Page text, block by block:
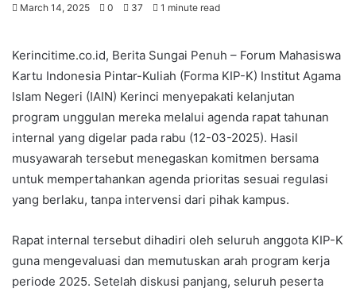
March 14, 2025 0 37 1 minute read
Kerincitime.co.id, Berita Sungai Penuh – Forum Mahasiswa
Kartu Indonesia Pintar-Kuliah (Forma KIP-K) Institut Agama
Islam Negeri (IAIN) Kerinci menyepakati kelanjutan
program unggulan mereka melalui agenda rapat tahunan
internal yang digelar pada rabu (12-03-2025). Hasil
musyawarah tersebut menegaskan komitmen bersama
untuk mempertahankan agenda prioritas sesuai regulasi
yang berlaku, tanpa intervensi dari pihak kampus.
Rapat internal tersebut dihadiri oleh seluruh anggota KIP-K
guna mengevaluasi dan memutuskan arah program kerja
periode 2025. Setelah diskusi panjang, seluruh peserta